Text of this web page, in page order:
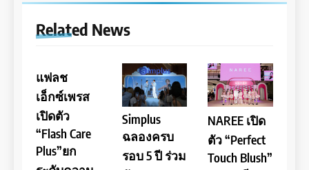
Related News
แฟลช
เอ็กซ์เพรส
เปิดตัว
“Flash Care
Plus”ยก
Simplus
ฉลองครบ
รอบ 5 ปี ร่วม
NAREE เปิด
ตัว “Perfect
Touch Blush”